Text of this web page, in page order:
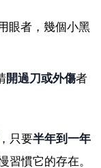
眼者，幾個小黑
開過刀或外傷者
，只要半年到一年
習慣它的存在。